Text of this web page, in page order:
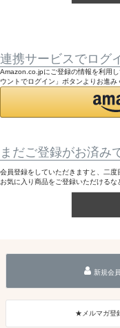
連携サービスでログ
Amazon.co.jpにご登録の情報を利用
ウントでログイン」ボタンよりお進み
まだご登録がお済み
会員登録をしていただきますと、二度
お気に入り商品をご登録いただけるな
新規会
★メルマガ登